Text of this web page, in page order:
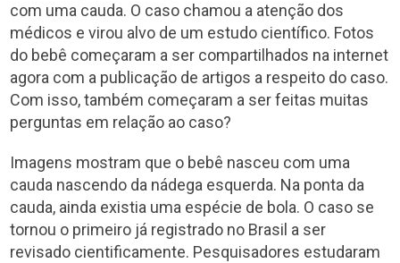
com uma cauda. O caso chamou a atenção dos
médicos e virou alvo de um estudo científico. Fotos
do bebê começaram a ser compartilhados na internet
agora com a publicação de artigos a respeito do caso.
Com isso, também começaram a ser feitas muitas
perguntas em relação ao caso?
Imagens mostram que o bebê nasceu com uma
cauda nascendo da nádega esquerda. Na ponta da
cauda, ainda existia uma espécie de bola. O caso se
tornou o primeiro já registrado no Brasil a ser
revisado cientificamente. Pesquisadores estudaram